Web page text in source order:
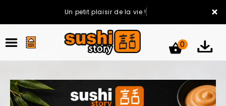
×
Un petit plaisir de la vie !
0